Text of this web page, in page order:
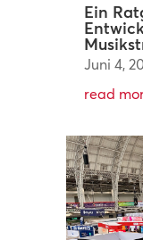
Ein
Juni 4,
read